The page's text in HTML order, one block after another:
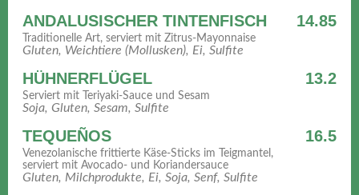
ANDALUSISCHER TINTENFISCH 14.85
Traditionelle Art, serviert mit Zitrus-Mayonnaise
Gluten, Weichtiere (Mollusken), Ei, Sulfite
HÜHNERFLÜGEL 13.2
Serviert mit Teriyaki-Sauce und Sesam
Soja, Gluten, Sesam, Sulfite
TEQUEÑOS 16.5
Venezolanische frittierte Käse-Sticks im Teigmantel,
serviert mit Avocado- und Koriandersauce
Gluten, Milchprodukte, Ei, Soja, Senf, Sulfite